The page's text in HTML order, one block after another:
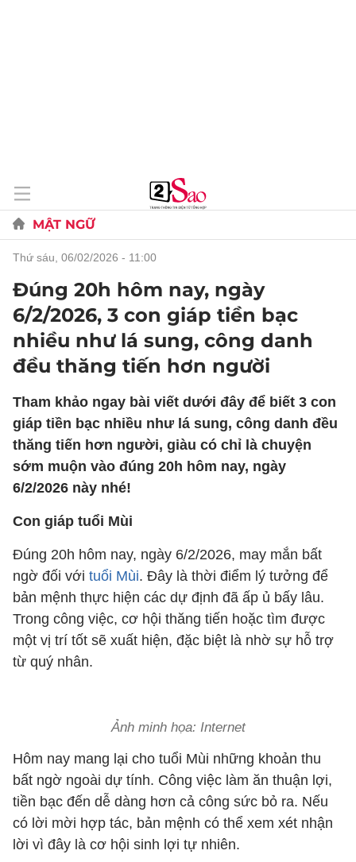
MẬT NGỮ
thứ sáu, 06/02/2026 - 11:00
Đúng 20h hôm nay, ngày
6/2/2026, 3 con giáp tiền bạc
nhiều như lá sung, công danh
đều thăng tiến hơn người
Tham khảo ngay bài viết dưới đây để biết 3 con
giáp tiền bạc nhiều như lá sung, công danh đều
thăng tiến hơn người, giàu có chỉ là chuyện
sớm muộn vào đúng 20h hôm nay, ngày
6/2/2026 này nhé!
Con giáp tuổi Mùi
Đúng 20h hôm nay, ngày 6/2/2026, may mắn bất
ngờ đối với tuổi Mùi. Đây là thời điểm lý tưởng để
bản mệnh thực hiện các dự định đã ấp ủ bấy lâu.
Trong công việc, cơ hội thăng tiến hoặc tìm được
một vị trí tốt sẽ xuất hiện, đặc biệt là nhờ sự hỗ trợ
từ quý nhân.
Ảnh minh họa: Internet
Hôm nay mang lại cho tuổi Mùi những khoản thu
bất ngờ ngoài dự tính. Công việc làm ăn thuận lợi,
tiền bạc đến dễ dàng hơn cả công sức bỏ ra. Nếu
có lời mời hợp tác, bản mệnh có thể xem xét nhận
lời vì đây là cơ hội sinh lợi tự nhiên.